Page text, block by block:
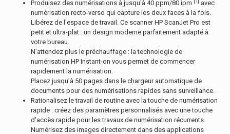
Produisez des numérisations à jusqu'à 40 ppm/80 ipm
avec
numérisation recto-verso qui capture les deux faces à la fois.
Libérez de l'espace de travail. Ce scanner HP ScanJet Pro est
petit et ultra-plat : un design moderne parfaitement adapté à
votre bureau.
N'attendez plus le préchauffage : la technologie de
numérisation HP Instant-on vous permet de commencer
rapidement la numérisation.
Placez jusqu'à 50 pages dans le chargeur automatique de
documents pour des numérisations rapides sans surveillance.
Rationalisez le travail de routine avec la touche de numérisation
rapide : créez des paramètres personnalisés avec une touche
d'accès rapide pour les travaux de numérisation récurrents.
Numérisez des images directement dans des applications